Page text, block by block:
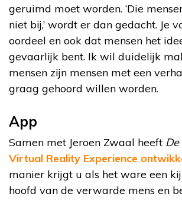
geruimd moet worden. ‘Die
niet bij,’ wordt er dan gedacht. Je
oordeel en ook dat mensen het
gevaarlijk bent. Ik wil duidelijk
mensen zijn mensen met een
graag gehoord willen worden.
App
Samen met Jeroen Zwaal heeft
Virtual Reality Experience
manier krijgt u als het ware een
hoofd van de verwarde mens en